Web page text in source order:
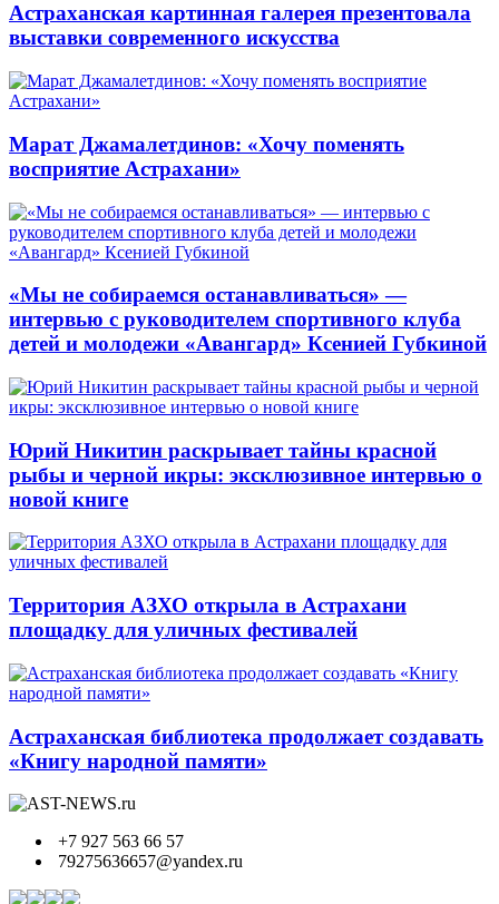
Астраханская картинная галерея презентовала
выставки современного искусства
Марат Джамалетдинов: «Хочу поменять
восприятие Астрахани»
«Мы не собираемся останавливаться» —
интервью с руководителем спортивного клуба
детей и молодежи «Авангард» Ксенией Губкиной
Юрий Никитин раскрывает тайны красной
рыбы и черной икры: эксклюзивное интервью о
новой книге
Территория АЗХО открыла в Астрахани
площадку для уличных фестивалей
Астраханская библиотека продолжает создавать
«Книгу народной памяти»
+7 927 563 66 57
79275636657@yandex.ru